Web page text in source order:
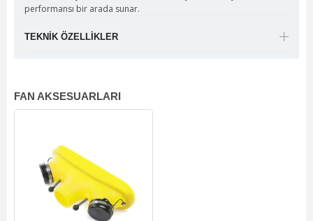
performansı bir arada sunar.
TEKNIK ÖZELLIKLER
FAN AKSESUARLARI